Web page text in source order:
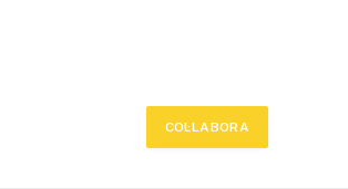
COL·LABORA